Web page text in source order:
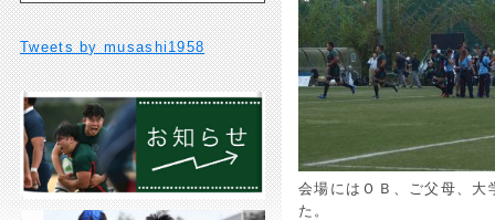
会場にはＯＢ、ご父母、大
た。
Tweets by musashi1958